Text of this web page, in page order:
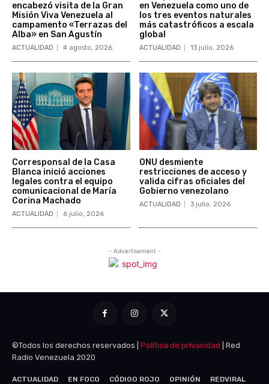
©Todos los derechos reservados | Política de privacidad | Red
Radio Venezuela 2020
ACTUALIDAD EN FOCO CÓDIGO ROJO OPINIÓN REDVIRAL